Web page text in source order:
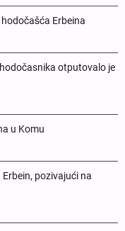
Erbeina
otputovalo je
u Komu
pozivajući na